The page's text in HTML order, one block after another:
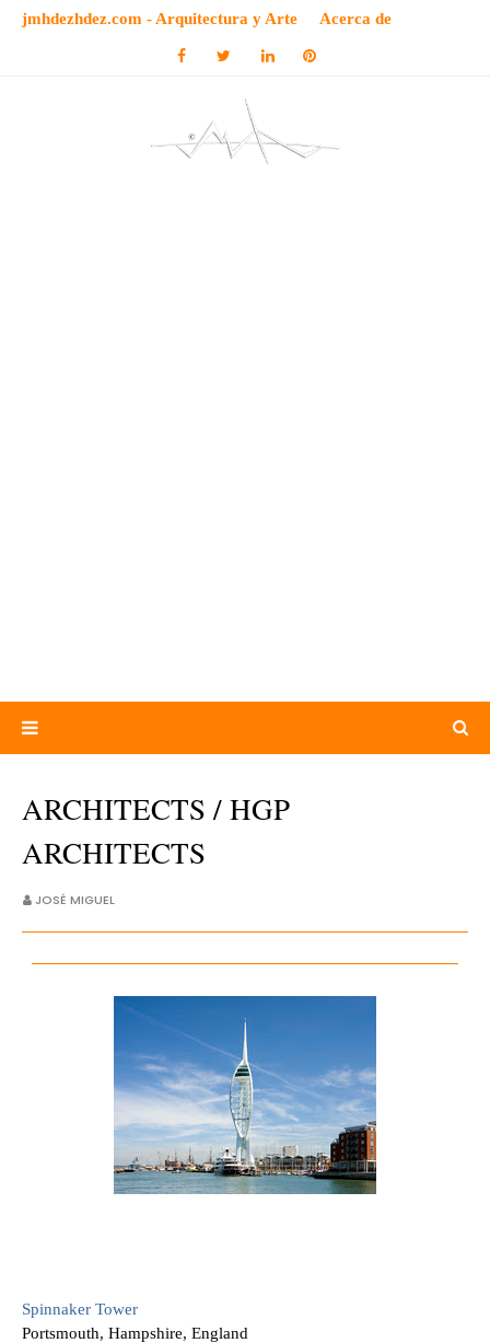
jmhdezhdez.com - Arquitectura y Arte Acerca de
ARCHITECTS / HGP
ARCHITECTS
JOSÉ MIGUEL
Spinnaker Tower
Portsmouth, Hampshire, England